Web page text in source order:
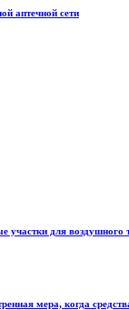
аптечной сети
участки для воздушного
мера, когда